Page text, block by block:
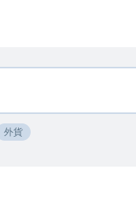
外貨